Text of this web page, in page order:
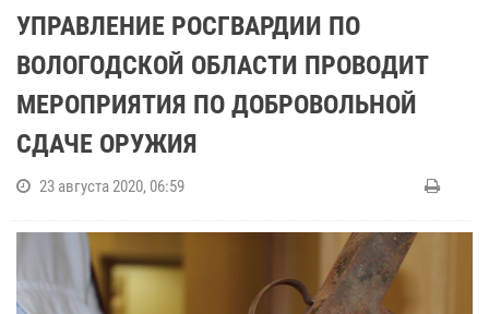
УПРАВЛЕНИЕ РОСГВАРДИИ ПО
ВОЛОГОДСКОЙ ОБЛАСТИ ПРОВОДИТ
МЕРОПРИЯТИЯ ПО ДОБРОВОЛЬНОЙ
СДАЧЕ ОРУЖИЯ
23 августа 2020, 06:59